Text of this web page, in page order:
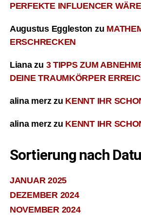
PERFEKTE INFLUENCER
Augustus Eggleston zu
ERSCHRECKEN
Lianazu 3 TIPPS ZUM
DEINE TRAUMKÖRPER
alina merzzu KENNT IHR
alina merzzu KENNT IHR
Sortierung nach
JANUAR 2025
DEZEMBER 2024
NOVEMBER 2024